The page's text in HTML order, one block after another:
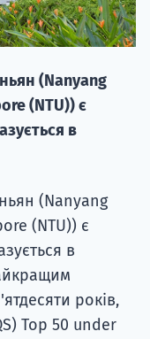
(Nanyang
(NTU)) є
в
(Nanyang
(NTU)) є
в
років,
Top 50 under